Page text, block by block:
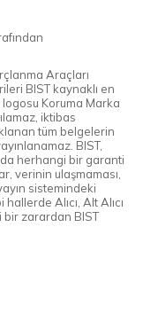
Araçları
BIST kaynaklı en
Koruma Marka
iktibas
tüm belgelerin
BIST,
herhangi bir garanti
verinin ulaşmaması,
sistemindeki
Alıcı, Alt Alıcı
bir zarardan BIST